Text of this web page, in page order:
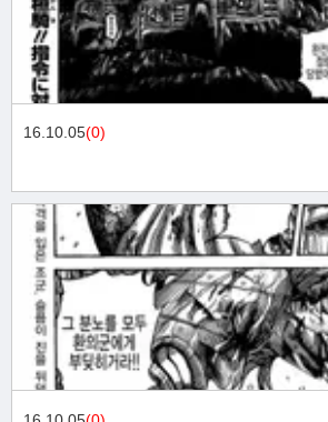
16.10.05(0)